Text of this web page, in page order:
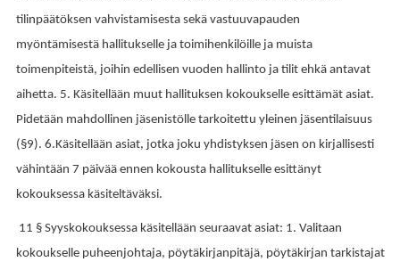
tilinpäätöksen vahvistamisesta sekä vastuuvapauden
myöntämisestä hallitukselle ja toimihenkilöille ja muista
toimenpiteistä, joihin edellisen vuoden hallinto ja tilit ehkä antavat
aihetta. 5. Käsitellään muut hallituksen kokoukselle esittämät asiat.
Pidetään mahdollinen jäsenistölle tarkoitettu yleinen jäsentilaisuus
(§9). 6.Käsitellään asiat, jotka joku yhdistyksen jäsen on kirjallisesti
vähintään 7 päivää ennen kokousta hallitukselle esittänyt
kokouksessa käsiteltäväksi.
11 § Syyskokouksessa käsitellään seuraavat asiat: 1. Valitaan
kokoukselle puheenjohtaja, pöytäkirjanpitäjä, pöytäkirjan tarkistajat